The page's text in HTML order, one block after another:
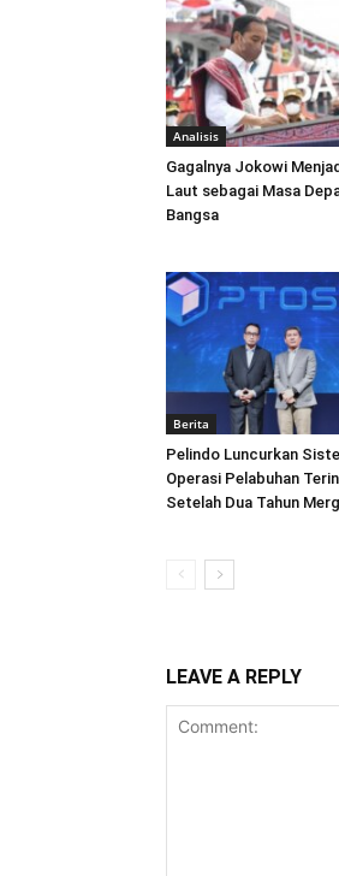
Analisis
Gagalnya Jokowi
Laut sebagai Masa
Bangsa
Berita
Pelindo Luncurkan
Operasi Pelabuhan
Setelah Dua Tahun
LEAVE A REPLY